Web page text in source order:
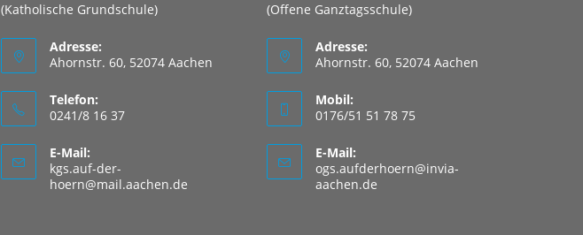
(Katholische Grundschule)
Adresse:
Ahornstr. 60, 52074 Aachen
Telefon:
0241/8 16 37
E-Mail:
kgs.auf-der-
hoern@mail.aachen.de
(Offene Ganztagsschule)
Adresse:
Ahornstr. 60, 52074 Aachen
Mobil:
0176/51 51 78 75
E-Mail:
ogs.aufderhoern@invia-
aachen.de